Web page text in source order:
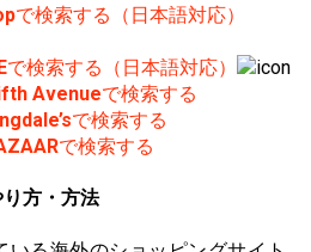
で検索する（日本語対応）
で検索する（日本語対応）
Avenueで検索する
で検索する
で検索する
方・方法